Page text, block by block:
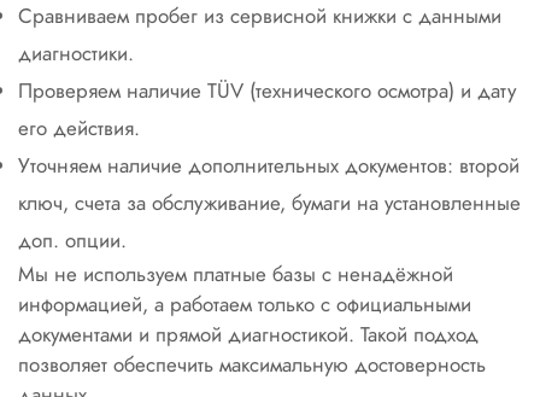
Сравниваем пробег из сервисной книжки с данными
диагностики.
Проверяем наличие TÜV (технического осмотра) и дату
его действия.
Уточняем наличие дополнительных документов: второй
ключ, счета за обслуживание, бумаги на установленные
доп. опции.
Мы не используем платные базы с ненадёжной
информацией, а работаем только с официальными
документами и прямой диагностикой. Такой подход
позволяет обеспечить максимальную достоверность